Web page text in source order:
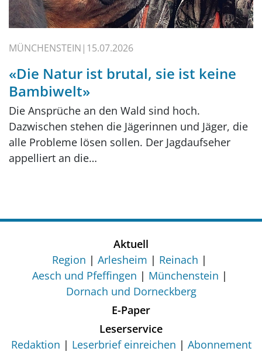
MÜNCHENSTEIN 15.07.2026
«Die Natur ist brutal, sie ist keine
Bambiwelt»
Die Ansprüche an den Wald sind hoch.
Dazwischen stehen die Jägerinnen und Jäger, die
alle Probleme lösen sollen. Der Jagdaufseher
appelliert an die…
Aktuell
Region
Arlesheim
Reinach
Aesch und Pfeffingen
Münchenstein
Dornach und Dorneckberg
E-Paper
Leserservice
Redaktion
Leserbrief einreichen
Abonnement